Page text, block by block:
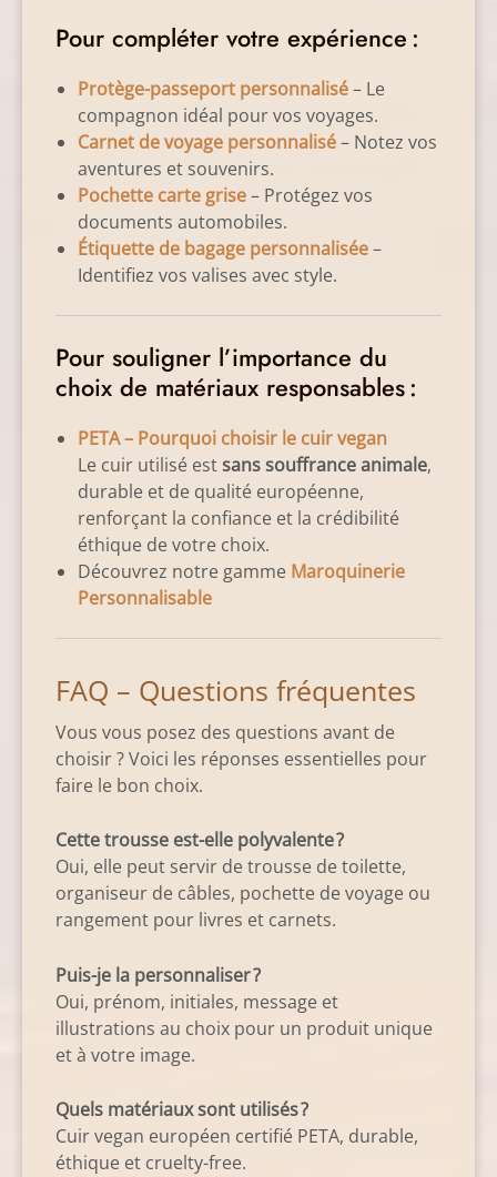
Pour compléter votre expérience :
Protège-passeport personnalisé– Le
compagnon idéal pour vos voyages.
Carnet de voyage personnalisé– Notez vos
aventures et souvenirs.
Pochette carte grise– Protégez vos
documents automobiles.
Étiquette de bagage personnalisée–
Identifiez vos valises avec style.
Pour souligner l’importance du
choix de matériaux responsables :
PETA – Pourquoi choisir le cuir vegan
Le cuir utilisé estsans souffrance animale,
durable et de qualité européenne,
renforçant la confiance et la crédibilité
éthique de votre choix.
Découvrez notre gamme Maroquinerie
Personnalisable
FAQ – Questions fréquentes
Vous vous posez des questions avant de
choisir ? Voici les réponses essentielles pour
faire le bon choix.
Cette trousse est-elle polyvalente ?
Oui, elle peut servir de trousse de toilette,
organiseur de câbles, pochette de voyage ou
rangement pour livres et carnets.
Puis-je la personnaliser ?
Oui, prénom, initiales, message et
illustrations au choix pour un produit unique
et à votre image.
Quels matériaux sont utilisés ?
Cuir vegan européen certifié PETA, durable,
éthique et cruelty-free.